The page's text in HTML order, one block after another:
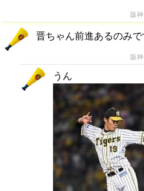
阪神
晋ちゃん前進あるのみで
阪神
うん